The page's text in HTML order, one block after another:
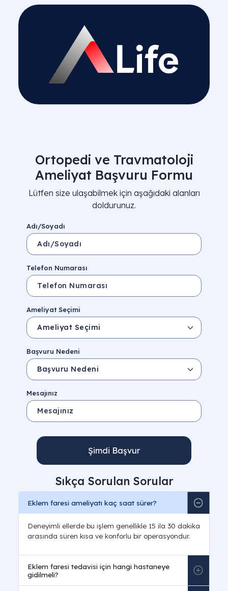
Ortopedi ve Travmatoloji
Ameliyat Başvuru Formu
Lütfen size ulaşabilmek için aşağıdaki alanları
doldurunuz.
Adı/Soyadı
Telefon Numarası
Ameliyat Seçimi
Başvuru Nedeni
Mesajınız
Şimdi Başvur